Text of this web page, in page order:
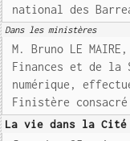
national des
Dans les ministères
M. Bruno LE
Finances et de la
numérique,
Finistère
La vie dans la Cité